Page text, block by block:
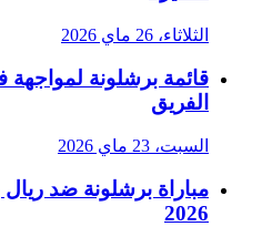
الثلاثاء، 26 ماي 2026
قائمة برشلونة
الفريق
السبت، 23 ماي 2026
مباراة برشلونة ضد
2026